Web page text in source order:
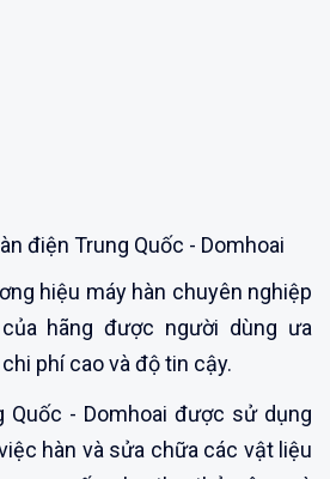
điện Trung Quốc - Domhoai
hiệu máy hàn chuyên nghiệp
hãng được người dùng ưa
phí cao và độ tin cậy.
Quốc - Domhoai được sử dụng
hàn và sửa chữa các vật liệu